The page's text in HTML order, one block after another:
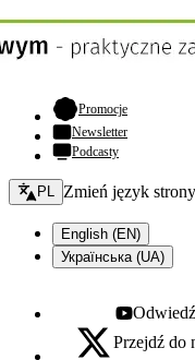
Promocje- otwiera się
Newsletter
Podcasty
Zmień język - bieżący:
PL Zmień język strony
English (EN)
Українська (UA)
Youtube -
X - otwiera się w
Przejdź do